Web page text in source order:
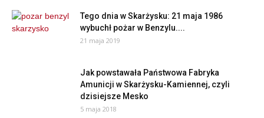
Tego dnia w Skarżysku: 21 maja 1986
wybuchł pożar w Benzylu....
21 maja 2019
Jak powstawała Państwowa Fabryka
Amunicji w Skarżysku-Kamiennej, czyli
dzisiejsze Mesko
5 maja 2018